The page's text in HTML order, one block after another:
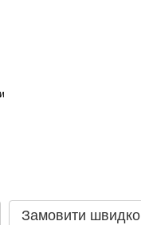
Замовити швидко